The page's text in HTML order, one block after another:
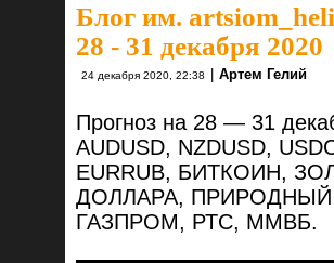
Блог им.
28 - 31 декабря 2020
24 декабря 2020, 22:38 | Артем Гелий
Прогноз на 28 — 31
AUDUSD, NZDUSD,
EURRUB, БИТКОИН,
ДОЛЛАРА, ПРИРОДНЫЙ
ГАЗПРОМ, РТС, ММВБ.